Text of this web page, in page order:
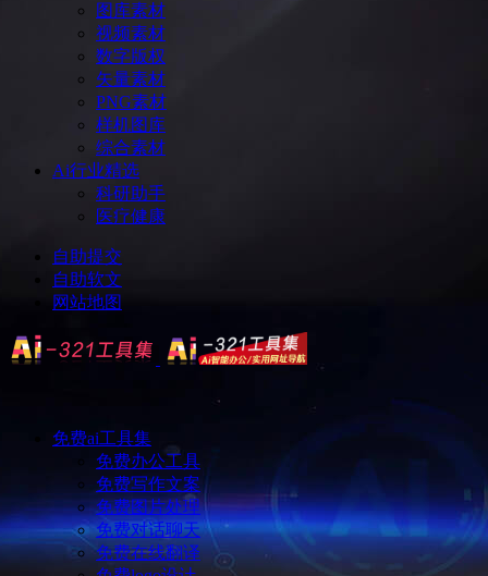
图库素材
视频素材
数字版权
矢量素材
PNG素材
样机图库
综合素材
Ai行业精选
科研助手
医疗健康
自助提交
自助软文
网站地图
免费ai工具集
免费办公工具
免费写作文案
免费图片处理
免费对话聊天
免费在线翻译